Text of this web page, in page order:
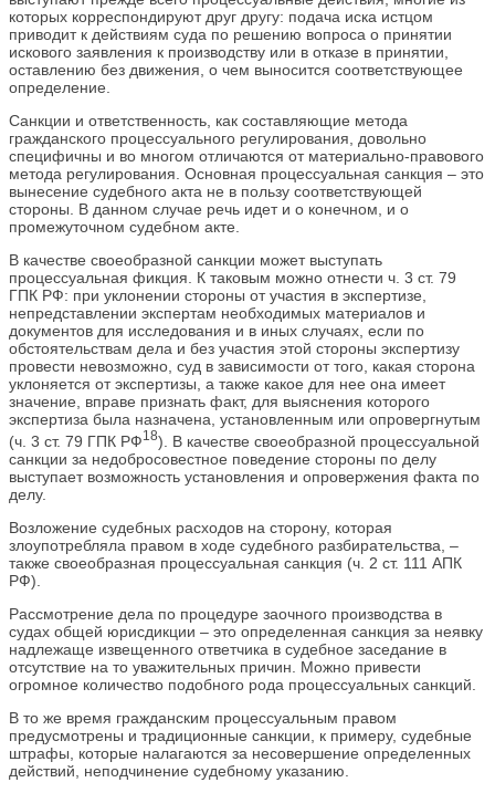
которых корреспондируют друг другу: подача иска истцом
приводит к действиям суда по решению вопроса о принятии
искового заявления к производству или в отказе в принятии,
оставлению без движения, о чем выносится соответствующее
определение.
Санкции и ответственность, как составляющие метода
гражданского процессуального регулирования, довольно
специфичны и во многом отличаются от материально-правового
метода регулирования. Основная процессуальная санкция – это
вынесение судебного акта не в пользу соответствующей
стороны. В данном случае речь идет и о конечном, и о
промежуточном судебном акте.
В качестве своеобразной санкции может выступать
процессуальная фикция. К таковым можно отнести ч. 3 ст. 79
ГПК РФ: при уклонении стороны от участия в экспертизе,
непредставлении экспертам необходимых материалов и
документов для исследования и в иных случаях, если по
обстоятельствам дела и без участия этой стороны экспертизу
провести невозможно, суд в зависимости от того, какая сторона
уклоняется от экспертизы, а также какое для нее она имеет
значение, вправе признать факт, для выяснения которого
экспертиза была назначена, установленным или опровергнутым
(ч. 3 ст. 79 ГПК РФ18). В качестве своеобразной процессуальной
санкции за недобросовестное поведение стороны по делу
выступает возможность установления и опровержения факта по
делу.
Возложение судебных расходов на сторону, которая
злоупотребляла правом в ходе судебного разбирательства, –
также своеобразная процессуальная санкция (ч. 2 ст. 111 АПК
РФ).
Рассмотрение дела по процедуре заочного производства в
судах общей юрисдикции – это определенная санкция за неявку
надлежаще извещенного ответчика в судебное заседание в
отсутствие на то уважительных причин. Можно привести
огромное количество подобного рода процессуальных санкций.
В то же время гражданским процессуальным правом
предусмотрены и традиционные санкции, к примеру, судебные
штрафы, которые налагаются за несовершение определенных
действий, неподчинение судебному указанию.